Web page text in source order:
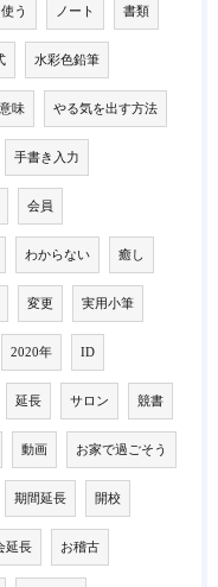
う ノート 書類
水彩色鉛筆
意味 やる気を出す方法
手書き入力
会員
わからない 癒し
変更 実用小筆
2020年 ID
延長 サロン 競書
動画 お家で過ごそう
期間延長 開校
延長 お稽古